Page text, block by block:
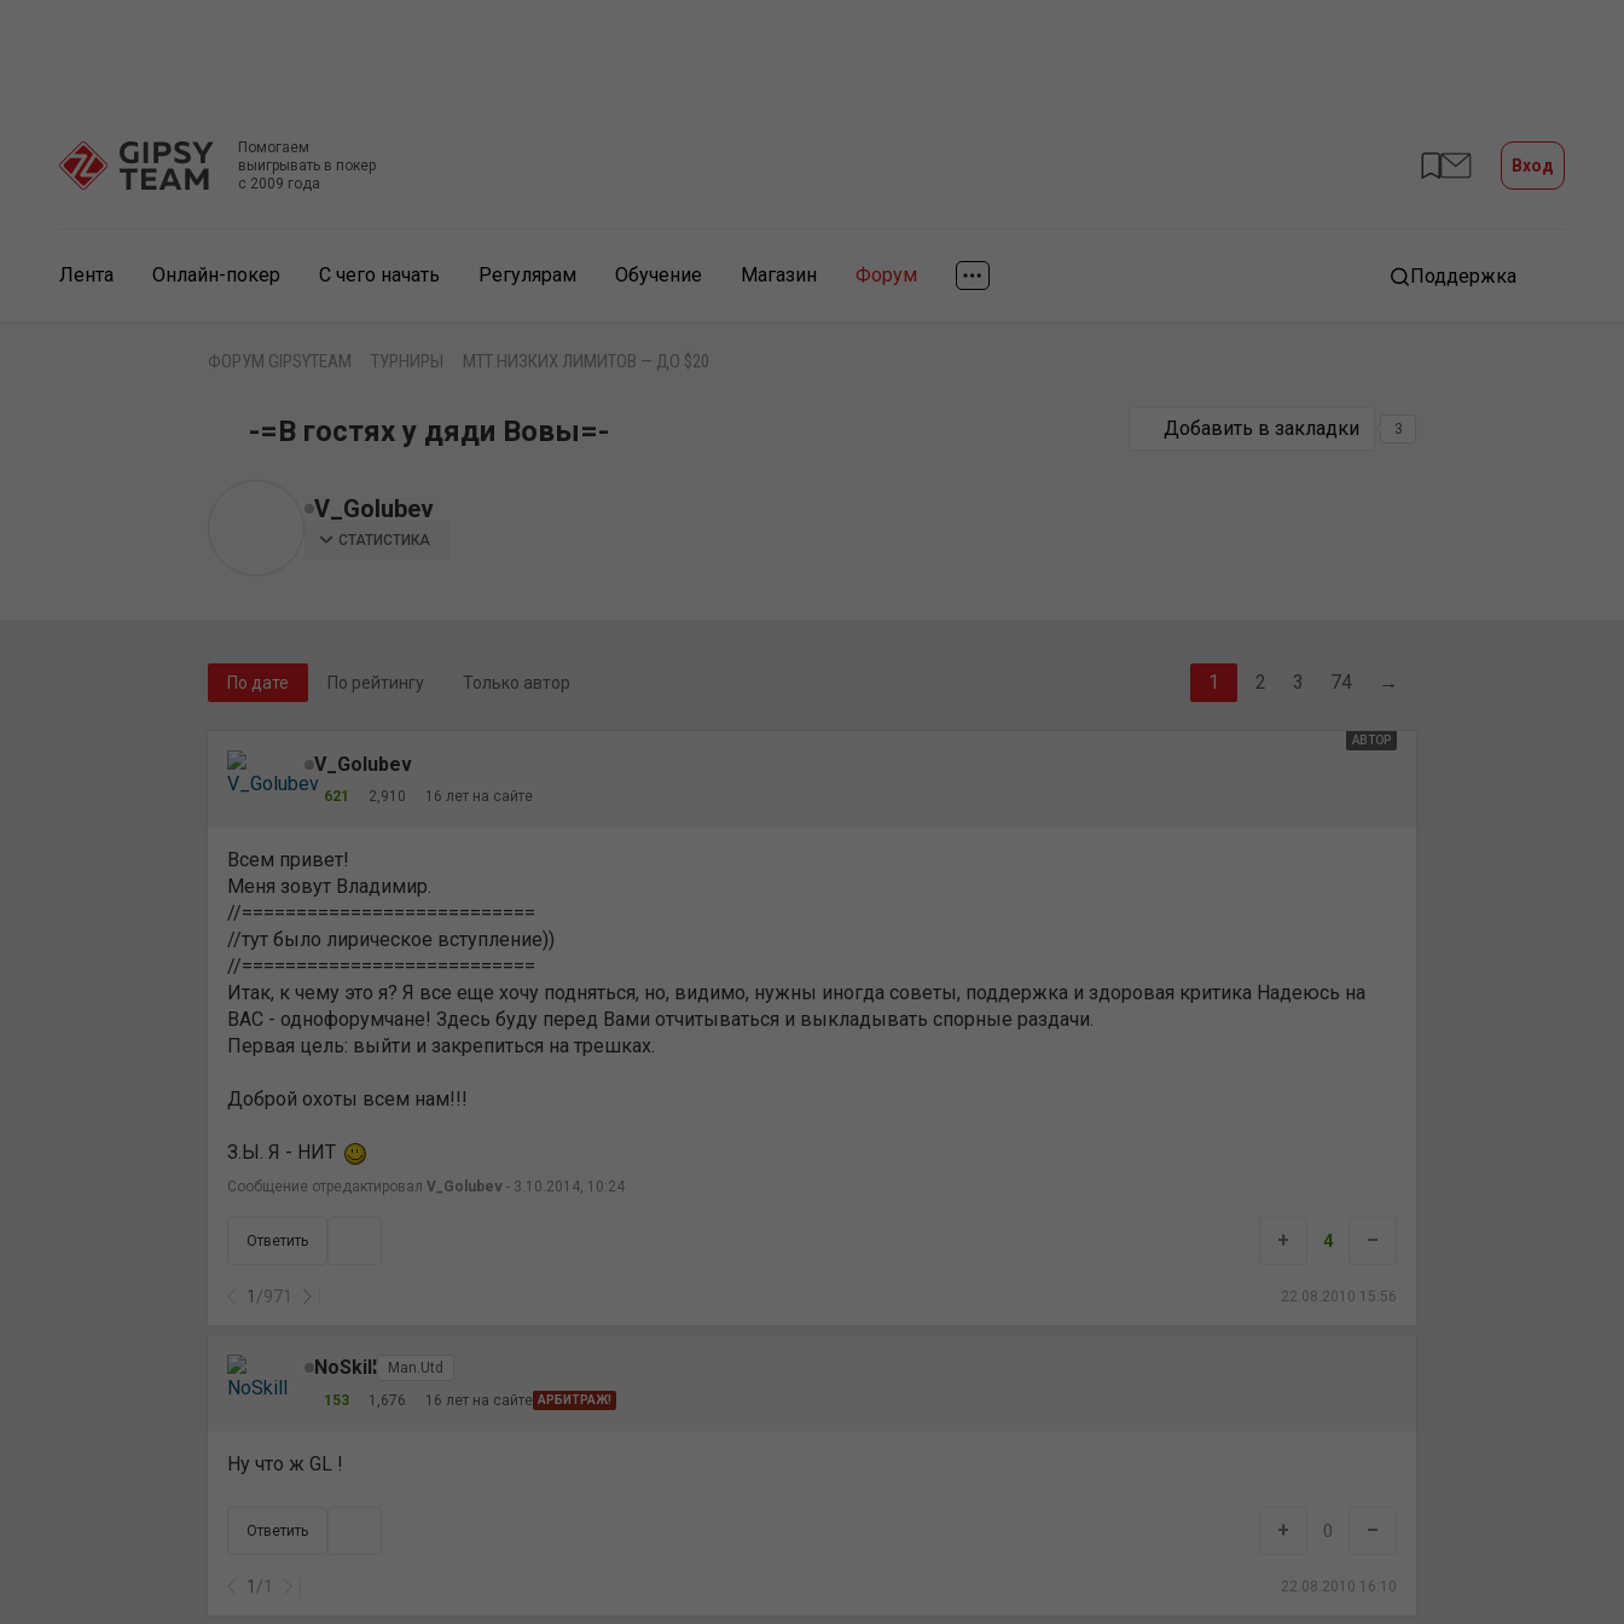
Помогаем
выигрывать в покер
с 2009 года
Вход
Лента Онлайн-покер С чего начать Регулярам Обучение Магазин Форум Поддержка
ФОРУМ GIPSYTEAM ТУРНИРЫ MTT НИЗКИХ ЛИМИТОВ — ДО $20
-=В гостях у дяди Вовы=- Добавить в закладки 3
V_Golubev
СТАТИСТИКА
По дате По рейтингу Только автор 2 3 74 →
АВТОР
V_Golubev
621 2,910 16 лет на сайте
Всем привет!
Меня зовут Владимир.
//===========================
//тут было лирическое вступление))
//===========================
Итак, к чему это я? Я все еще хочу подняться, но, видимо, нужны иногда советы, поддержка и здоровая критика Надеюсь на
ВАС - однофорумчане! Здесь буду перед Вами отчитываться и выкладывать спорные раздачи.
Первая цель: выйти и закрепиться на трешках.
Доброй охоты всем нам!!!
З.Ы. Я - НИТ
Сообщение отредактировал V_Golubev - 3.10.2014, 10:24
Ответить
1 /971 22.08.2010 15:56
+ 4 –
NoSkill
Man.Utd
153
1,676 16 лет на сайте АРБИТРАЖ!
Ну что ж GL !
Ответить
1 /1 22.08.2010 16:10
+ 0 –